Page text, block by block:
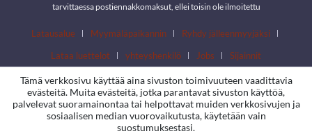
tarvittaessa postiennakkomaksut, ellei toisin ole ilmoitettu
Latausalue Myymäläpaikannin
Ryhdy jälleenmyyjäksi
Lataa luettelot
yhteyshenkilö Jobs Sijainnit
Tämä verkkosivu käyttää aina sivuston toimivuuteen vaadittavia
evästeitä. Muita evästeitä, jotka parantavat sivuston käyttöä,
palvelevat suoramainontaa tai helpottavat muiden verkkosivujen ja
sosiaalisen median vuorovaikutusta, käytetään vain
suostumuksestasi.